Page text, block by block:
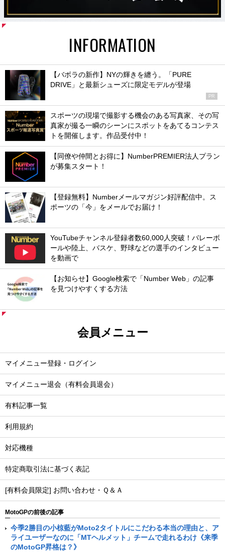
INFORMATION
【バボラの新作】NYの輝きを纏う。「PURE
DRIVE」と最新シューズに限定モデルが登場
PR
スポーツの現場で撮影する機会のある写真家、その写
真家が撮る一瞬のシーンにスポットをあてるコンテス
トを開催します。作品受付中！
【同僚や仲間とお得に】NumberPREMIER法人プラン
が募集スタート！
【登録無料】Numberメールマガジン好評配信中。ス
ポーツの「今」をメールでお届け！
YouTubeチャンネル登録者数60,000人突破！バレーボ
ールや陸上、バスケ、野球などの選手のインタビュー
を動画で
【お知らせ】Google検索で「Number Web」の記事
を見つけやすくする方法
会員メニュー
マイメニュー登録・ログイン
マイメニュー退会（有料会員退会）
有料記事一覧
利用規約
対応機種
特定商取引法に基づく表記
[有料会員限定] お問い合わせ・Ｑ＆Ａ
MotoGPの前後の記事
今季2勝目の小椋藍がMoto2タイトルにこだわる本当の理由と、ア
ライユーザーなのに「MTヘルメット」チームで走れるわけ《来季
のMotoGP昇格は？》